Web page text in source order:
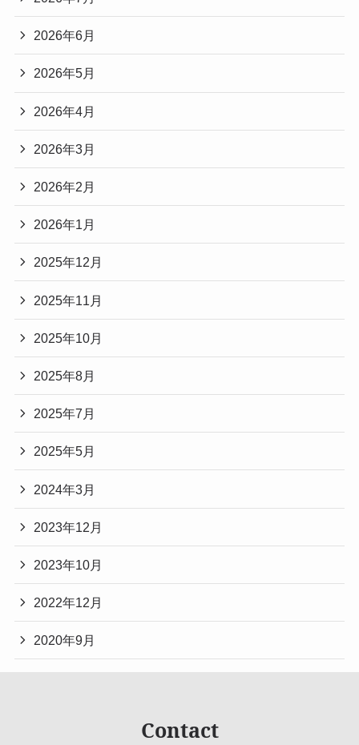
2026年6月
2026年5月
2026年4月
2026年3月
2026年2月
2026年1月
2025年12月
2025年11月
2025年10月
2025年8月
2025年7月
2025年5月
2024年3月
2023年12月
2023年10月
2022年12月
2020年9月
Contact